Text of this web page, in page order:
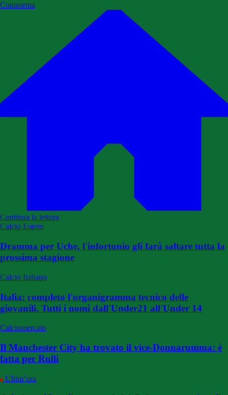
Commenta
Continua la lettura
Calcio Estero
Dramma per Uche, l'infortunio gli farà saltare tutta la
prossima stagione
Calcio Italiano
Italia: completo l'organigramma tecnico delle
giovanili. Tutti i nomi dall'Under21 all'Under 14
Calciomercato
Il Manchester City ha trovato il vice-Donnarumma: è
fatta per Rulli
Ultim’ora